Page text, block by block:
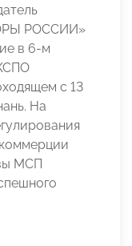
РОССИИ»
в 6-м
с 13
На
МСП